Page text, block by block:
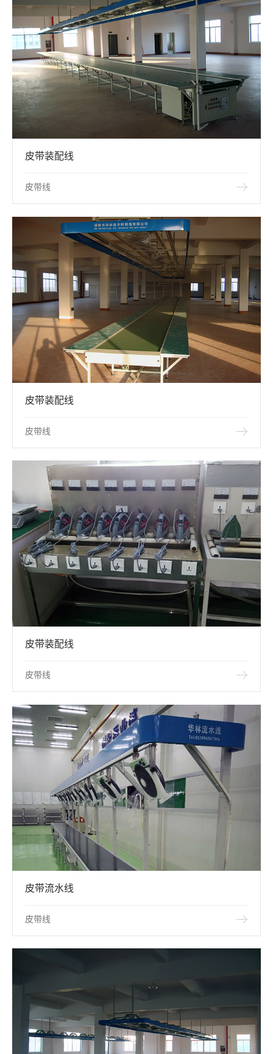
皮带装配线
皮带线
皮带装配线
皮带线
皮带装配线
皮带线
皮带流水线
皮带线